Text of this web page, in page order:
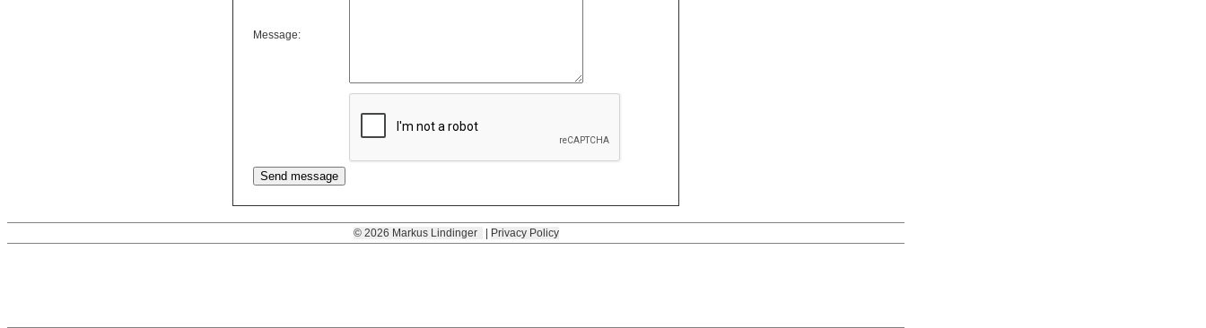
Message:
© 2026 Markus Lindinger Privacy Policy